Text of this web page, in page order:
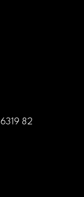
82